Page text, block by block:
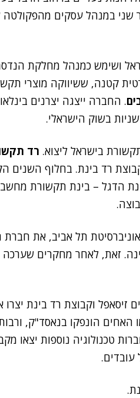
שני במנהל עסקים מהפקולטה
ושימש כמנהל מחלקת
קטנה, ששיווקה מוצרי
. החברה ייצגה יצרנים
בשוק הישראלי.
רד
רד בינת. בחלוף השנים
בהן ספינת הדגל – בינת תקשורת
זאת, לאחר מחקרים שערכה
תל אביב ב-2012 העלה כי האחים זיסאפל וקבוצת רד
האחים הונפקו בנאסד"ק,
שנערך באוניברסיטת תל אביב עלה כי יותר מ-200 חברות טכנולוגיה נוספות